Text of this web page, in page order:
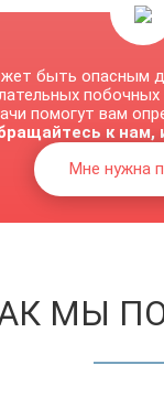
быть опасным
помогут вам
к
Мне нужна
МЫ